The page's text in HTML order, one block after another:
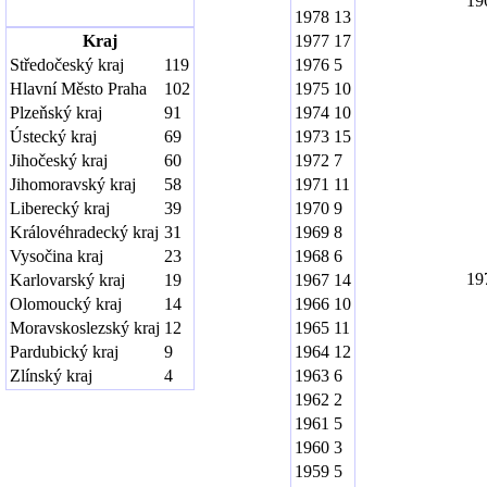
Kraj
Středočeský kraj
119
Hlavní Město Praha
102
Plzeňský kraj
91
Ústecký kraj
69
Jihočeský kraj
60
Jihomoravský kraj
58
Liberecký kraj
39
Královéhradecký kraj 31
Vysočina kraj
23
Karlovarský kraj
19
Olomoucký kraj
14
Moravskoslezský kraj 12
Pardubický kraj
9
Zlínský kraj
4
1978 13
1977 17
1976 5
1975 10
1974 10
1973 15
1972 7
1971 11
1970 9
1969 8
1968 6
1967 14
1966 10
1965 11
1964 12
1963 6
1962 2
1961 5
1960 3
1959 5